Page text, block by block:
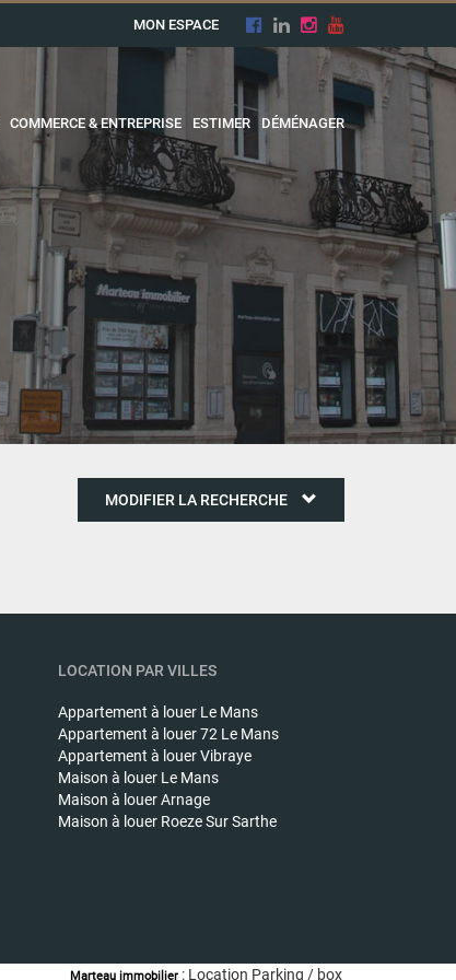
MON ESPACE
COMMERCE & ENTREPRISE ESTIMER DÉMÉNAGER
MODIFIER LA RECHERCHE
LOCATION PAR VILLES
Appartement à louer Le Mans
Appartement à louer72 Le Mans
Appartement à louerVibraye
Maison à louer Le Mans
Maison à louerArnage
Maison à louer Roeze Sur Sarthe
Marteau immobilier: Location Parking / box COULAINES -